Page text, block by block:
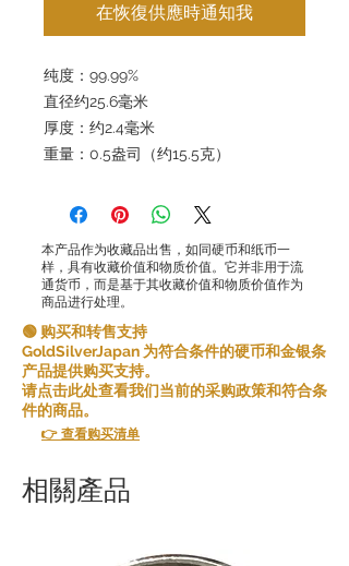
在恢復供應時通知我
纯度：99.99%
直径约25.6毫米
厚度：约2.4毫米
重量：0.5盎司（约15.5克）
本产品作为收藏品出售，如同硬币和纸币一
样，具有收藏价值和物质价值。它并非用于流
通货币，而是基于其收藏价值和物质价值作为
商品进行处理。
🟢 购买和转售支持
GoldSilverJapan 为符合条件的硬币和金银条
产品提供购买支持。
请点击此处查看我们当前的采购政策和符合条
件的商品。
👉 查看购买清单
相關產品